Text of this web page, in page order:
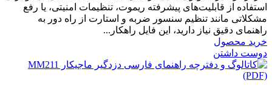
استفاده از قابلیت‌های پیشرفته ریموت، تنظیمات امنیتی، یا رفع
مشکلاتی مانند تنظیم سنسور ضربه و استارت از راه دور به
راهنمای دقیق نیاز دارید، این فایل راهکار...
خرید محصول
دوست داشتن